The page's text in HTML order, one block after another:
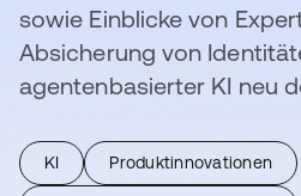
sowie Einblicke von
Absicherung von
agentenbasierter KI neu
KI Produktinnovationen